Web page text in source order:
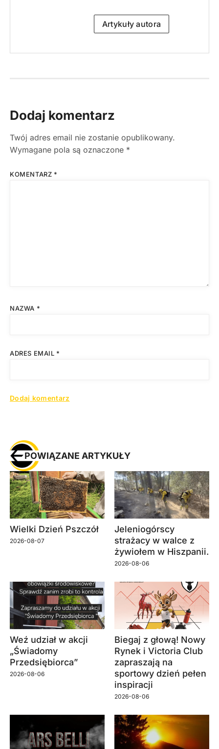
Artykuły autora
Dodaj komentarz
Twój adres email nie zostanie opublikowany.
Wymagane pola są oznaczone *
KOMENTARZ *
NAZWA *
ADRES EMAIL *
POWIĄZANE ARTYKUŁY
Wielki Dzień Pszczół
2026-08-07
Jeleniogórscy
strażacy w walce z
żywiołem w Hiszpanii.
2026-08-06
Weź udział w akcji
„Świadomy
Przedsiębiorca”
2026-08-06
Biegaj z głową! Nowy
Rynek i Victoria Club
zapraszają na
sportowy dzień pełen
inspiracji
2026-08-06